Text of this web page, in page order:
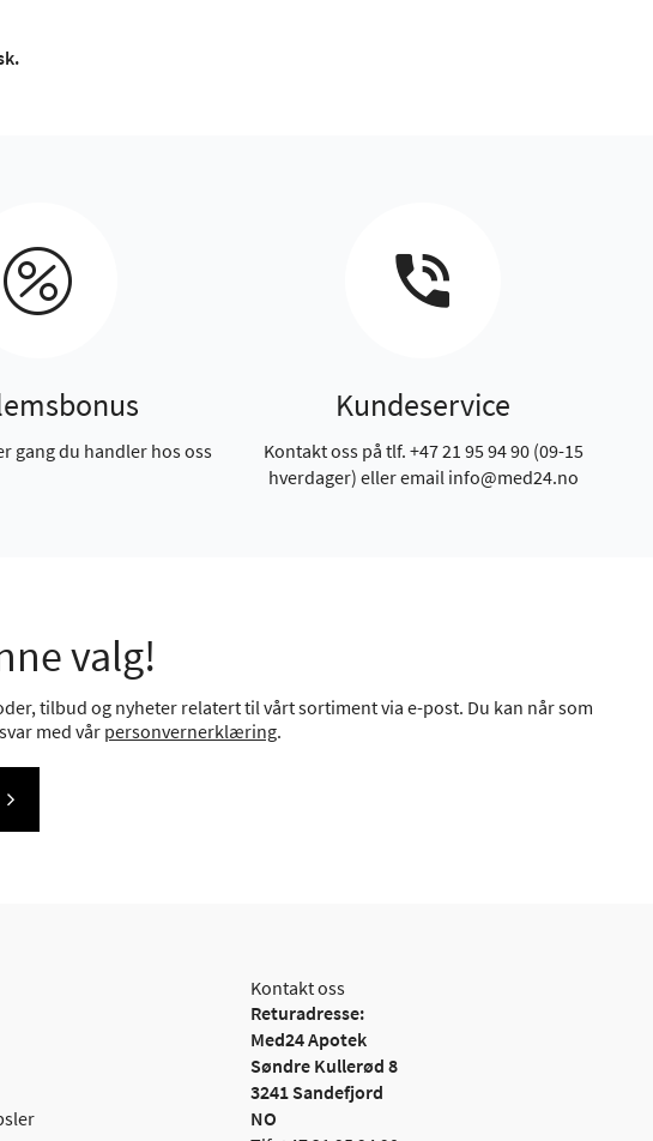
gang du handler hos oss
Kundeservice
Kontakt oss på tlf. +47 21 95 94 90 (09-15
hverdager) eller email info@med24.no
valg!
tilbud og nyheter relatert til vårt sortiment via e-post. Du kan når som
med vår personvernerklæring.
Kontakt oss
Returadresse:
Med24 Apotek
Søndre Kullerød 8
3241 Sandefjord
NO